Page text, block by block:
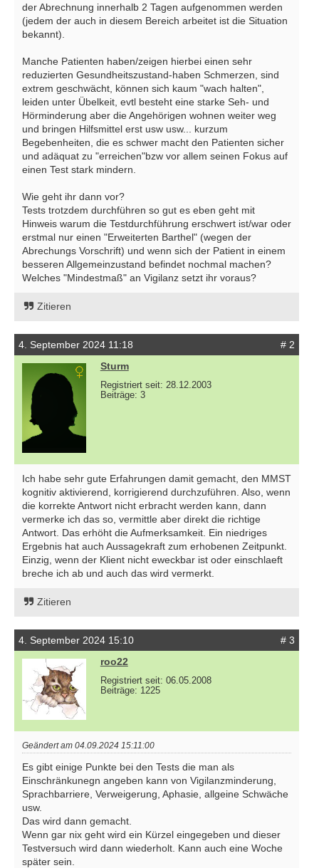
der Abrechnung innerhalb 2 Tagen aufgenommen werden
(jedem der auch in diesem Bereich arbeitet ist die Situation
bekannt).
Manche Patienten haben/zeigen hierbei einen sehr
reduzierten Gesundheitszustand-haben Schmerzen, sind
extrem geschwächt, können sich kaum "wach halten",
leiden unter Übelkeit, evtl besteht eine starke Seh- und
Hörminderung aber die Angehörigen wohnen weiter weg
und bringen Hilfsmittel erst usw usw... kurzum
Begebenheiten, die es schwer macht den Patienten sicher
und adäquat zu "erreichen"bzw vor allem seinen Fokus auf
einen Test stark mindern.
Wie geht ihr dann vor?
Tests trotzdem durchführen so gut es eben geht mit
Hinweis warum die Testdurchführung erschwert ist/war oder
erstmal nur einen "Erweiterten Barthel" (wegen der
Abrechungs Vorschrift) und wenn sich der Patient in einem
besseren Allgemeinzustand befindet nochmal machen?
Welches "Mindestmaß" an Vigilanz setzt ihr voraus?
Zitieren
4. September 2024 11:18
# 2
Sturm
Registriert seit: 28.12.2003
Beiträge: 3
Ich habe sehr gute Erfahrungen damit gemacht, den MMST
kognitiv aktivierend, korrigierend durchzuführen. Also, wenn
die korrekte Antwort nicht erbracht werden kann, dann
vermerke ich das so, vermittle aber direkt die richtige
Antwort. Das erhöht die Aufmerksamkeit. Ein niedriges
Ergebnis hat auch Aussagekraft zum erhobenen Zeitpunkt.
Einzig, wenn der Klient nicht eweckbar ist oder einschlaeft
breche ich ab und auch das wird vermerkt.
Zitieren
4. September 2024 15:10
# 3
roo22
Registriert seit: 06.05.2008
Beiträge: 1225
Geändert am 04.09.2024 15:11:00
Es gibt einige Punkte bei den Tests die man als
Einschränkunegn angeben kann von Vigilanzminderung,
Sprachbarriere, Verweigerung, Aphasie, allgeine Schwäche
usw.
Das wird dann gemacht.
Wenn gar nix geht wird ein Kürzel eingegeben und dieser
Testversuch wird dann wiederholt. Kann auch eine Woche
später sein.